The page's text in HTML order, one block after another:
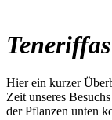
Hier ein kurzer
Zeit unseres
der Pflanzen unten